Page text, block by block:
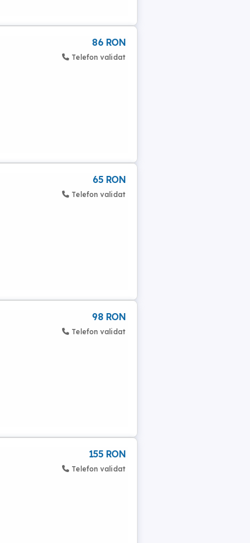
86 RON
Telefon validat
65 RON
Telefon validat
98 RON
Telefon validat
155 RON
Telefon validat